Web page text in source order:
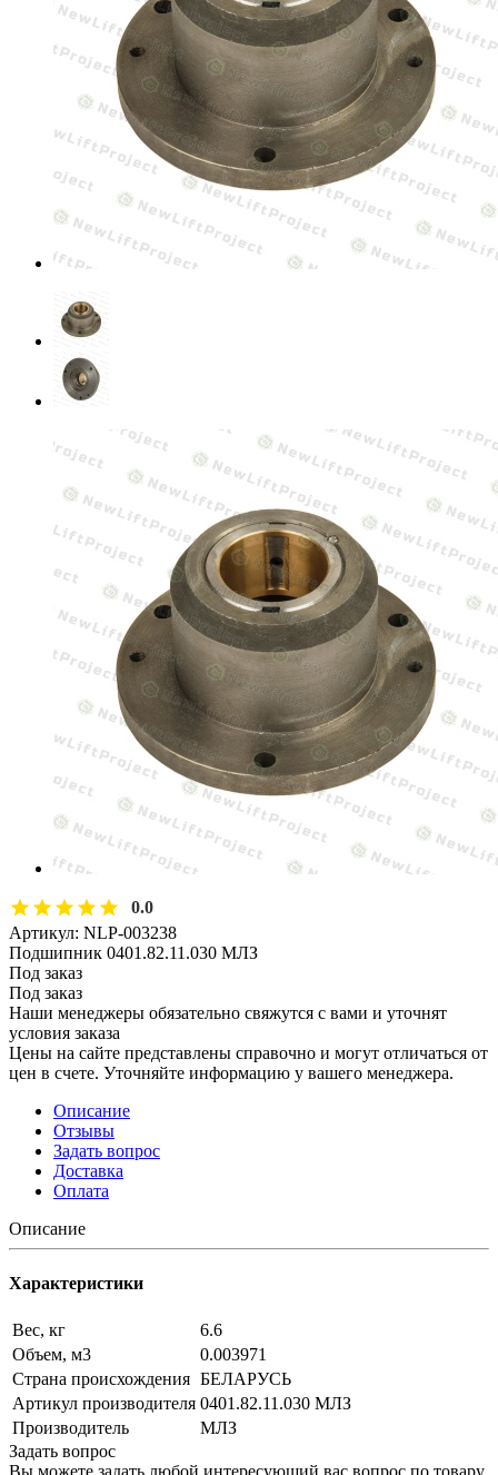
0.0
Артикул: NLP-003238
Подшипник 0401.82.11.030 МЛЗ
Под заказ
Под заказ
Наши менеджеры обязательно свяжутся с вами и уточнят
условия заказа
Цены на сайте представлены справочно и могут отличаться от
цен в счете. Уточняйте информацию у вашего менеджера.
Описание
Отзывы
Задать вопрос
Доставка
Оплата
Описание
Характеристики
Вес, кг
6.6
Объем, м3
0.003971
Страна происхождения БЕЛАРУСЬ
Артикул производителя 0401.82.11.030 МЛЗ
Производитель
МЛЗ
Задать вопрос